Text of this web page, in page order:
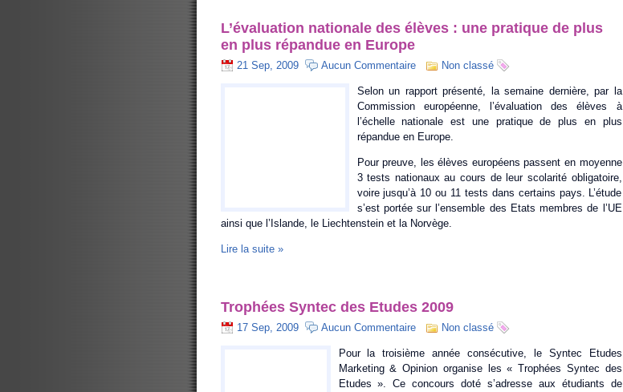
L’évaluation nationale des élèves : une pratique de plus
en plus répandue en Europe
21 Sep, 2009 Aucun Commentaire Non classé
Selon un rapport présenté, la semaine dernière, par la
Commission européenne, l’évaluation des élèves à
l’échelle nationale est une pratique de plus en plus
répandue en Europe.
Pour preuve, les élèves européens passent en moyenne
3 tests nationaux au cours de leur scolarité obligatoire,
voire jusqu’à 10 ou 11 tests dans certains pays. L’étude
s’est portée sur l’ensemble des Etats membres de l’UE
ainsi que l’Islande, le Liechtenstein et la Norvège.
Lire la suite »
Trophées Syntec des Etudes 2009
17 Sep, 2009 Aucun Commentaire Non classé
Pour la troisième année consécutive, le Syntec Etudes
Marketing & Opinion organise les « Trophées Syntec des
Etudes ». Ce concours doté s’adresse aux étudiants de